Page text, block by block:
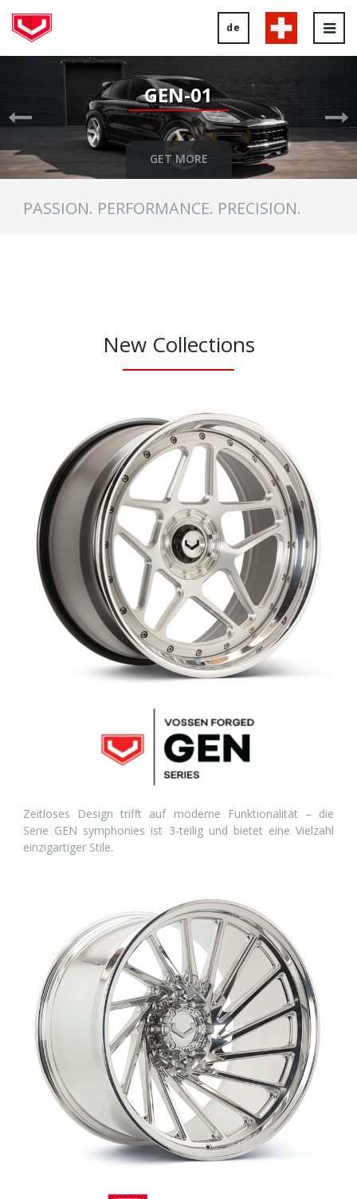
de
GEN-01
GET MORE
Previous
PASSION. PERFORMANCE. PRECISION.
New Collections
Zeitloses Design trifft auf moderne Funktionalität – die
Serie GEN symphonies ist 3-teilig und bietet eine Vielzahl
einzigartiger Stile.